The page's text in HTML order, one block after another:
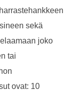
sekä
joko
tai
ovat: 10